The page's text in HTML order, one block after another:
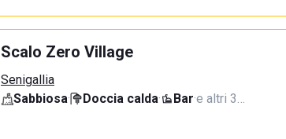
Scalo Zero Village
Senigallia
Sabbiosa· Doccia calda· Bar·e altri 3…